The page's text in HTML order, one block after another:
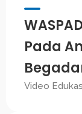
Pada
Video